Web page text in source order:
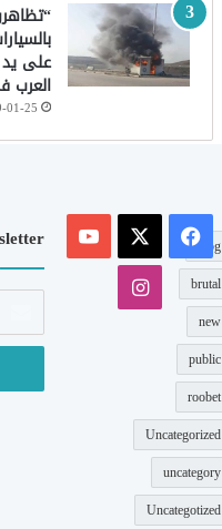
على
العرب
01-25
blog
brutal
new
public
roobet
Uncategorized
uncategory
Uncategotized
فيسبوك
‫X
‫YouTube
انستقرام
أدخل